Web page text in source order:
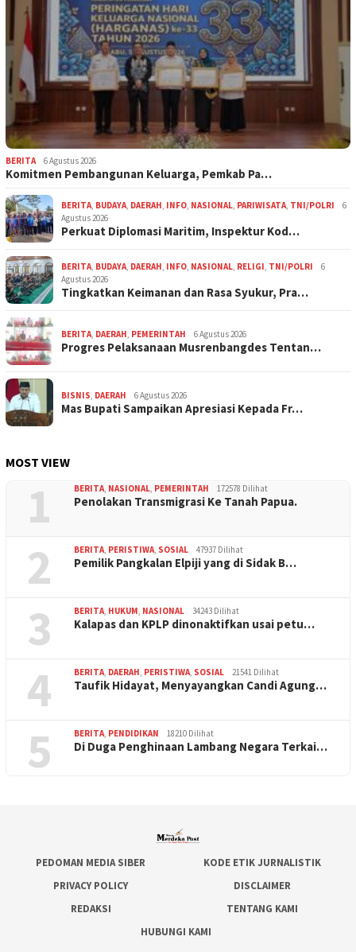
BERITA 6 Agustus 2026
Komitmen Pembangunan Keluarga, Pemkab Pa…
BERITA, BUDAYA, DAERAH, INFO, NASIONAL, PARIWISATA, TNI/POLRI
6
Agustus 2026
Perkuat Diplomasi Maritim, Inspektur Kod…
BERITA, BUDAYA, DAERAH, INFO, NASIONAL, RELIGI, TNI/POLRI
6
Agustus 2026
Tingkatkan Keimanan dan Rasa Syukur, Pra…
BERITA, DAERAH, PEMERINTAH 6 Agustus 2026
Progres Pelaksanaan Musrenbangdes Tentan…
BISNIS, DAERAH 6 Agustus 2026
Mas Bupati Sampaikan Apresiasi Kepada Fr…
MOST VIEW
1 BERITA, NASIONAL, PEMERINTAH 172578 Dilihat
Penolakan Transmigrasi Ke Tanah Papua.
2 BERITA, PERISTIWA, SOSIAL 47937 Dilihat
Pemilik Pangkalan Elpiji yang di Sidak B…
3 BERITA, HUKUM, NASIONAL 34243 Dilihat
Kalapas dan KPLP dinonaktifkan usai petu…
4 BERITA, DAERAH, PERISTIWA, SOSIAL 21541 Dilihat
Taufik Hidayat, Menyayangkan Candi Agung…
5 BERITA, PENDIDIKAN 18210 Dilihat
Di Duga Penghinaan Lambang Negara Terkai…
PEDOMAN MEDIA SIBER
KODE ETIK JURNALISTIK
PRIVACY POLICY
DISCLAIMER
REDAKSI
TENTANG KAMI
HUBUNGI KAMI